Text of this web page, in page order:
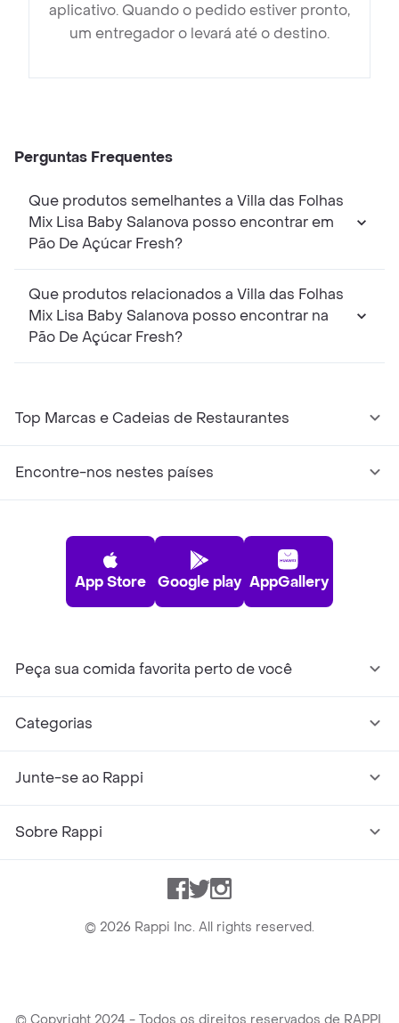
aplicativo. Quando o pedido estiver pronto,
um entregador o levará até o destino.
Perguntas Frequentes
Que produtos semelhantes a Villa das Folhas
Mix Lisa Baby Salanova posso encontrar em
Pão De Açúcar Fresh?
Que produtos relacionados a Villa das Folhas
Mix Lisa Baby Salanova posso encontrar na
Pão De Açúcar Fresh?
Top Marcas e Cadeias de Restaurantes
Encontre-nos nestes países
App Store Google play AppGallery
Peça sua comida favorita perto de você
Categorias
Junte-se ao Rappi
Sobre Rappi
Facebook
TwitterInstagram
© 2026 Rappi Inc. All rights reserved.